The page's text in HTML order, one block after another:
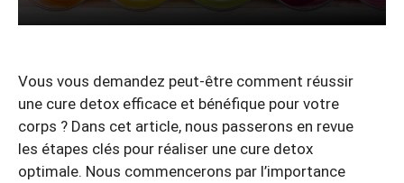
Vous vous demandez peut-être comment réussir
une cure detox efficace et bénéfique pour votre
corps ? Dans cet article, nous passerons en revue
les étapes clés pour réaliser une cure detox
optimale. Nous commencerons par l’importance